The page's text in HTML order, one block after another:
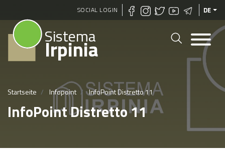
Direkt
zum
SOCIAL LOGIN DE
Sistema
Irpinia
Startseite Infopoint InfoPoint Distretto 11
InfoPoint Distretto 11